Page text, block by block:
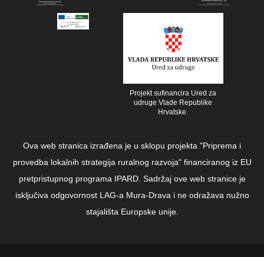
Projekt sufinancira Ured za
udruge Vlade Republike
Hrvatske.
Ova web stranica izrađena je u sklopu projekta "Priprema i
provedba lokalnih strategija ruralnog razvoja" financiranog iz EU
pretpristupnog programa IPARD. Sadržaj ove web stranice je
isključiva odgovornost LAG-a Mura-Drava i ne odražava nužno
stajališta Europske unije.